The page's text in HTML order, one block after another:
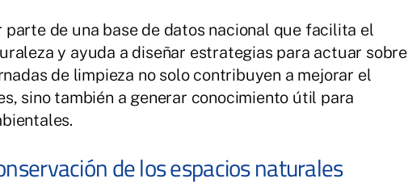
de una base de datos nacional que facilita el
y ayuda a diseñar estrategias para actuar sobre
de limpieza no solo contribuyen a mejorar el
sino también a generar conocimiento útil para
de los espacios naturales